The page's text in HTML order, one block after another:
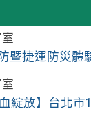
暨捷運防災體
綻放】台北